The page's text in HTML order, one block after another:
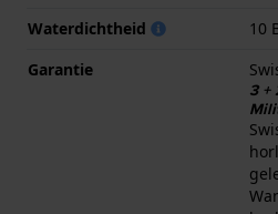
Waterdichtheid
10
Garantie
3 +